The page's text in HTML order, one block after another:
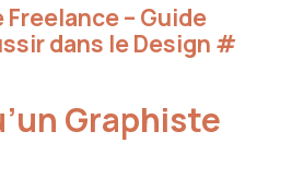
– Guide
dans le Design #
Graphiste